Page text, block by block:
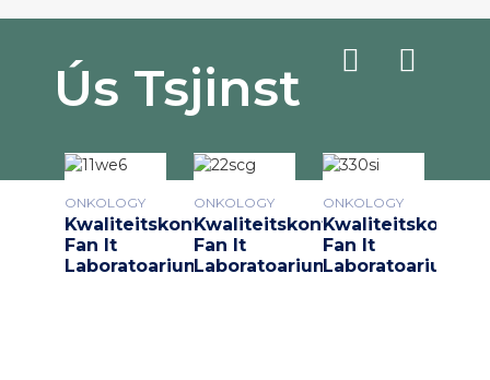
Ús Tsjinst
ONKOLOGY
Kwaliteitskontrôle
Fan It
Laboratoarium
ONKOLOGY
Kwaliteitskontrôle
Fan It
Laboratoarium
ONKOLOGY
Fan It
Laboratoarium